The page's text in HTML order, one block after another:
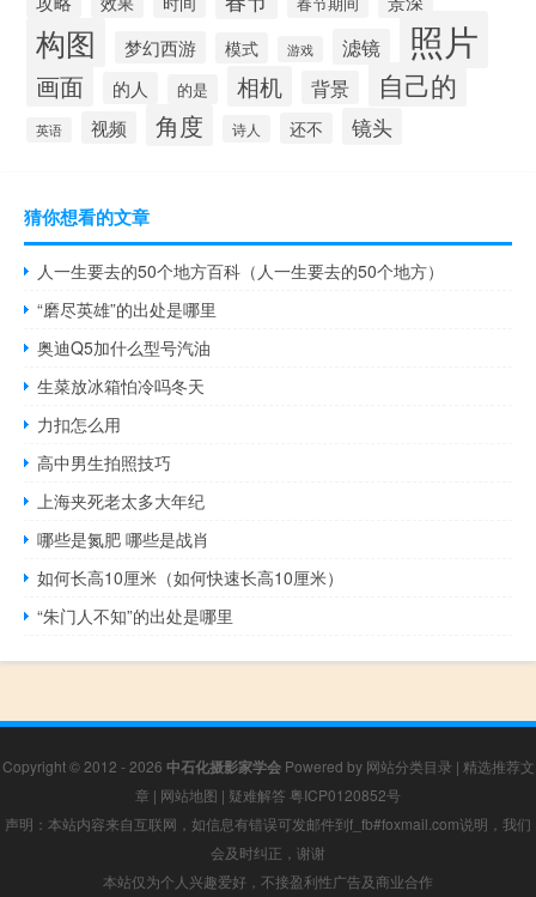
构图 梦幻西游 模式 游戏 滤镜 照片
画面 的人 的是 相机 背景 自己的
英语 视频 角度 诗人 还不 镜头
猜你想看的文章
人一生要去的50个地方百科（人一生要去的50个地方）
“磨尽英雄”的出处是哪里
奥迪Q5加什么型号汽油
生菜放冰箱怕冷吗冬天
力扣怎么用
高中男生拍照技巧
上海夹死老太多大年纪
哪些是氮肥 哪些是战肖
如何长高10厘米（如何快速长高10厘米）
“朱门人不知”的出处是哪里
Copyright © 2012 - 2026 中石化摄影家学会Powered by 网站分类目录 | 精选推荐文
章 | 网站地图 | 疑难解答 粤ICP0120852号
声明：本站内容来自互联网，如信息有错误可发邮件到f_fb#foxmail.com说明，我们
会及时纠正，谢谢
本站仅为个人兴趣爱好，不接盈利性广告及商业合作